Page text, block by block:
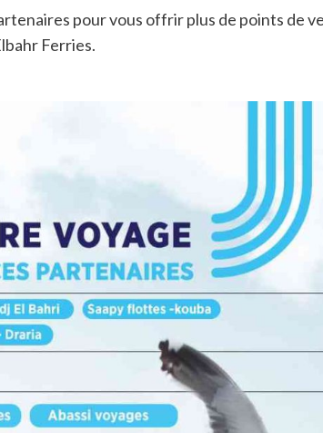
pour vous offrir plus de points de
Ferries.